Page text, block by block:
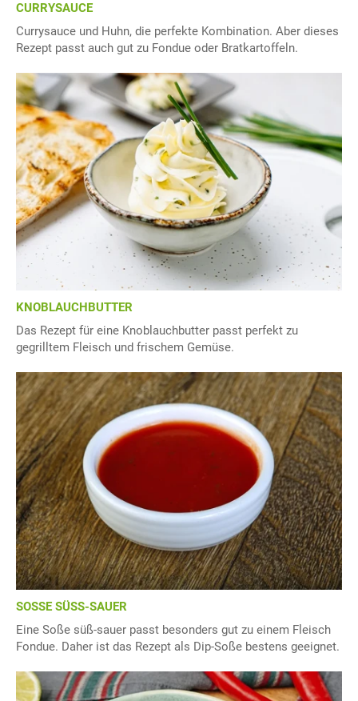
CURRYSAUCE
Currysauce und Huhn, die perfekte Kombination. Aber dieses
Rezept passt auch gut zu Fondue oder Bratkartoffeln.
KNOBLAUCHBUTTER
Das Rezept für eine Knoblauchbutter passt perfekt zu
gegrilltem Fleisch und frischem Gemüse.
SOSSE SÜSS-SAUER
Eine Soße süß-sauer passt besonders gut zu einem Fleisch
Fondue. Daher ist das Rezept als Dip-Soße bestens geeignet.